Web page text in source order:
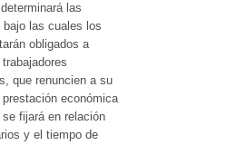
las
bajo las cuales los
obligados a
que renuncien a su
económica
fijará en relación
y el tiempo de